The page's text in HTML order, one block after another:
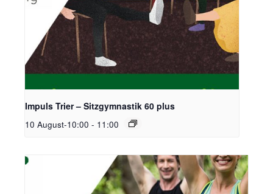
Impuls Trier – Sitzgymnastik 60 plus
10 August-10:00 - 11:00